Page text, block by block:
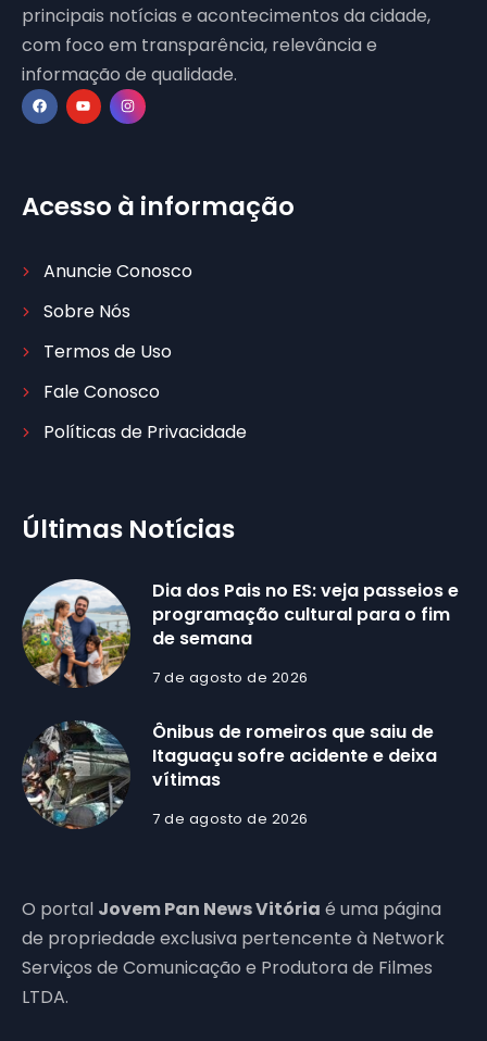
principais notícias e acontecimentos da cidade,
com foco em transparência, relevância e
informação de qualidade.
Acesso à informação
Anuncie Conosco
Sobre Nós
Termos de Uso
Fale Conosco
Políticas de Privacidade
Últimas Notícias
Dia dos Pais no ES: veja passeios e
programação cultural para o fim
de semana
7 de agosto de 2026
Ônibus de romeiros que saiu de
Itaguaçu sofre acidente e deixa
vítimas
7 de agosto de 2026
O portal Jovem Pan News Vitória é uma página
de propriedade exclusiva pertencente à Network
Serviços de Comunicação e Produtora de Filmes
LTDA.